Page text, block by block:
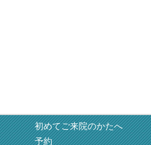
初めてご来院のかたへ
予約